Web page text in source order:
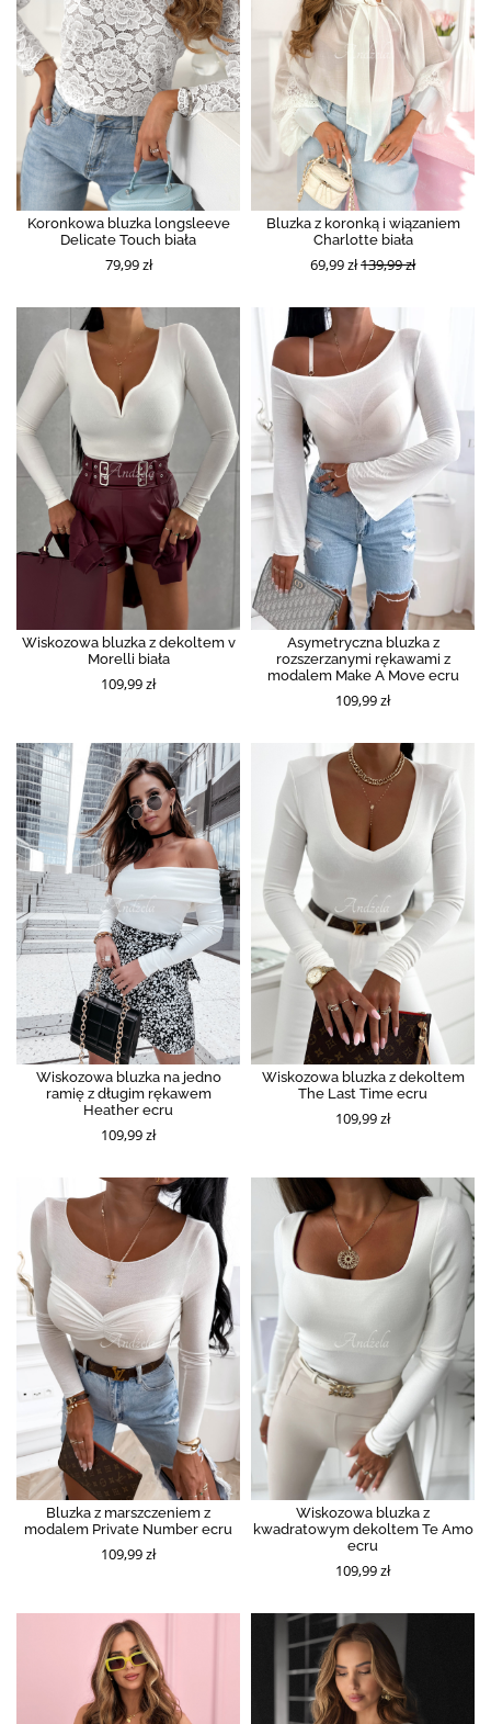
Koronkowa bluzka longsleeve
Delicate Touch biała
79,99 zł
Bluzka z koronką i wiązaniem
Charlotte biała
69,99 zł139,99 zł
Wiskozowa bluzka z dekoltem v
Morelli biała
109,99 zł
Asymetryczna bluzka z
rozszerzanymi rękawami z
modalem Make A Move ecru
109,99 zł
Wiskozowa bluzka na jedno
ramię z długim rękawem
Heather ecru
109,99 zł
Wiskozowa bluzka z dekoltem
The Last Time ecru
109,99 zł
Bluzka z marszczeniem z
modalem Private Number ecru
109,99 zł
Wiskozowa bluzka z
kwadratowym dekoltem Te Amo
ecru
109,99 zł